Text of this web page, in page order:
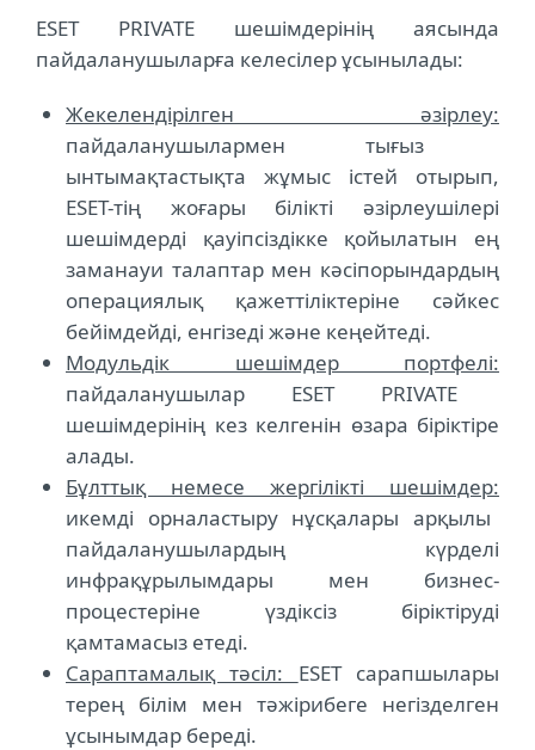
ESET PRIVATE шешімдерінің аясында
пайдаланушыларға келесілер ұсынылады:
Жекелендірілген әзірлеу:
пайдаланушылармен тығыз
ынтымақтастықта жұмыс істей отырып,
ESET-тің жоғары білікті әзірлеушілері
шешімдерді қауіпсіздікке қойылатын ең
заманауи талаптар мен кәсіпорындардың
операциялық қажеттіліктеріне сәйкес
бейімдейді, енгізеді және кеңейтеді.
Модульдік шешімдер портфелі:
пайдаланушылар ESET PRIVATE
шешімдерінің кез келгенін өзара біріктіре
алады.
Бұлттық немесе жергілікті шешімдер:
икемді орналастыру нұсқалары арқылы
пайдаланушылардың күрделі
инфрақұрылымдары мен бизнес-
процестеріне үздіксіз біріктіруді
қамтамасыз етеді.
Сараптамалық тәсіл: ESET сарапшылары
терең білім мен тәжірибеге негізделген
ұсынымдар береді.